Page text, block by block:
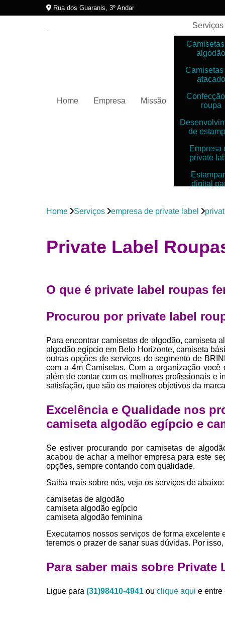
Rua dos Guaranis, 3º Andar
Home Empresa Missão
Serviços
algodão
Camisetas
atacado
roupa
de
Empresa
private
digital
para
Home Serviços empresa de private label
Private Label
O que é private label roupas
Procurou por private label
Para encontrar camisetas de algodão, camiseta
algodão egípcio em Belo Horizonte, camiseta
outras opções de serviços do segmento de
com a 4m Camisetas. Com a organização
além de contar com os melhores profissionais e
satisfação, que são os maiores objetivos da
Excelência e Qualidade nos
camiseta algodão egípcio e
Se estiver procurando por camisetas de
acabou de achar a melhor empresa para este
opções, sempre contando com qualidade.
Saiba mais sobre nós, veja os serviços de abaixo:
camisetas de algodão
camiseta algodão egípcio
camiseta algodão feminina
Executamos nossos serviços de forma
teremos o prazer de sanar suas dúvidas. Por
Para saber mais sobre
Ligue para (31)98410-4941 ou clique aqui e entre